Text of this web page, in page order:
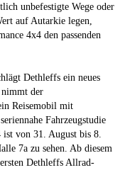
unbefestigte Wege oder
auf Autarkie legen,
4x4 den passenden
Dethleffs ein neues
nimmt der
Reisemobil mit
Fahrzeugstudie
von 31. August bis 8.
7a zu sehen. Ab diesem
Dethleffs Allrad-